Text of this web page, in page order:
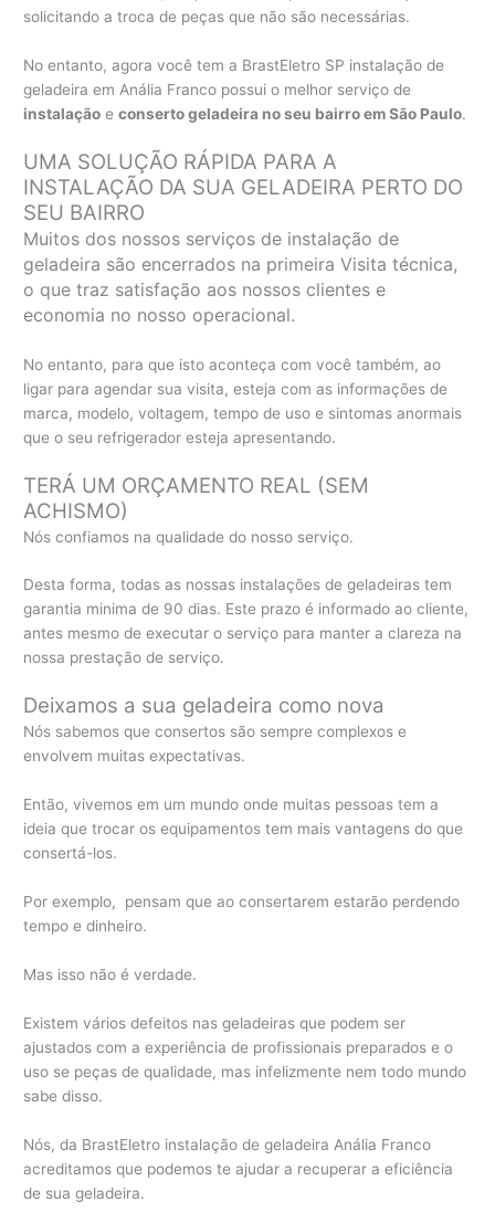
solicitando a troca de peças que não são necessárias.
No entanto, agora você tem a BrastEletro SP instalação de
geladeira em Anália Franco possui o melhor serviço de
instalação econserto geladeira no seu bairro em São Paulo.
UMA SOLUÇÃO RÁPIDA PARA A
INSTALAÇÃO DA SUA GELADEIRA PERTO DO
SEU BAIRRO
Muitos dos nossos serviços de instalação de
geladeira são encerrados na primeira Visita técnica,
o que traz satisfação aos nossos clientes e
economia no nosso operacional.
No entanto, para que isto aconteça com você também, ao
ligar para agendar sua visita, esteja com as informações de
marca, modelo, voltagem, tempo de uso e sintomas anormais
que o seu refrigerador esteja apresentando.
TERÁ UM ORÇAMENTO REAL (SEM
ACHISMO)
Nós confiamos na qualidade do nosso serviço.
Desta forma, todas as nossas instalações de geladeiras tem
garantia minima de 90 dias. Este prazo é informado ao cliente,
antes mesmo de executar o serviço para manter a clareza na
nossa prestação de serviço.
Deixamos a sua geladeira como nova
Nós sabemos que consertos são sempre complexos e
envolvem muitas expectativas.
Então, vivemos em um mundo onde muitas pessoas tem a
ideia que trocar os equipamentos tem mais vantagens do que
consertá-los.
Por exemplo, pensam que ao consertarem estarão perdendo
tempo e dinheiro.
Mas isso não é verdade.
Existem vários defeitos nas geladeiras que podem ser
ajustados com a experiência de profissionais preparados e o
uso se peças de qualidade, mas infelizmente nem todo mundo
sabe disso.
Nós, da BrastEletro instalação de geladeira Anália Franco
acreditamos que podemos te ajudar a recuperar a eficiência
de sua geladeira.